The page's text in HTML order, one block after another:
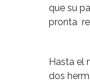
que su
pronta
Hasta el
dos